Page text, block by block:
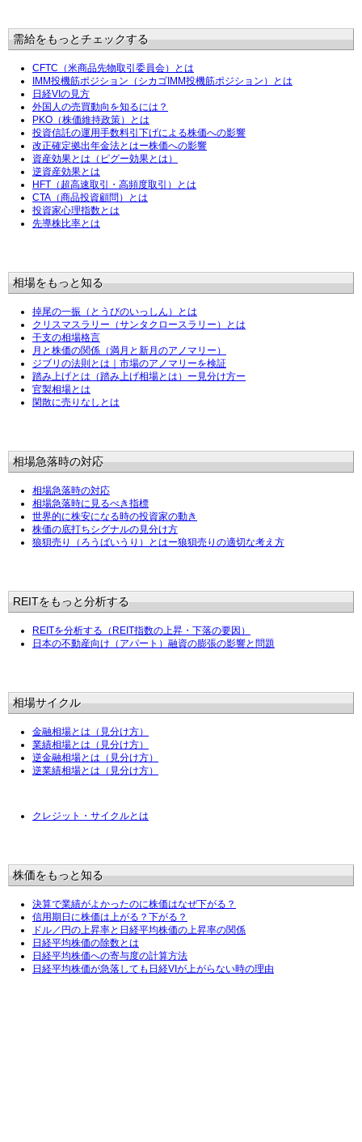
需給をもっとチェックする
CFTC（米商品先物取引委員会）とは
IMM投機筋ポジション（シカゴIMM投機筋ポジション）とは
日経VIの見方
外国人の売買動向を知るには？
PKO（株価維持政策）とは
投資信託の運用手数料引下げによる株価への影響
改正確定拠出年金法とはー株価への影響
資産効果とは（ピグー効果とは）
逆資産効果とは
HFT（超高速取引・高頻度取引）とは
CTA（商品投資顧問）とは
投資家心理指数とは
先導株比率とは
相場をもっと知る
掉尾の一振（とうびのいっしん）とは
クリスマスラリー（サンタクロースラリー）とは
干支の相場格言
月と株価の関係（満月と新月のアノマリー）
ジブリの法則とは｜市場のアノマリーを検証
踏み上げとは（踏み上げ相場とは）ー見分け方ー
官製相場とは
閑散に売りなしとは
相場急落時の対応
相場急落時の対応
相場急落時に見るべき指標
世界的に株安になる時の投資家の動き
株価の底打ちシグナルの見分け方
狼狽売り（ろうばいうり）とはー狼狽売りの適切な考え方
REITをもっと分析する
REITを分析する（REIT指数の上昇・下落の要因）
日本の不動産向け（アパート）融資の膨張の影響と問題
相場サイクル
金融相場とは（見分け方）
業績相場とは（見分け方）
逆金融相場とは（見分け方）
逆業績相場とは（見分け方）
クレジット・サイクルとは
株価をもっと知る
決算で業績がよかったのに株価はなぜ下がる？
信用期日に株価は上がる？下がる？
ドル／円の上昇率と日経平均株価の上昇率の関係
日経平均株価の除数とは
日経平均株価への寄与度の計算方法
日経平均株価が急落しても日経VIが上がらない時の理由